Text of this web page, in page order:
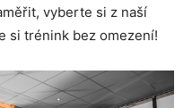
vyberte si z naší
si trénink bez omezení!